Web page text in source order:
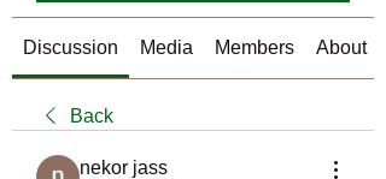
Discussion Media Members About
Back
nekor jass